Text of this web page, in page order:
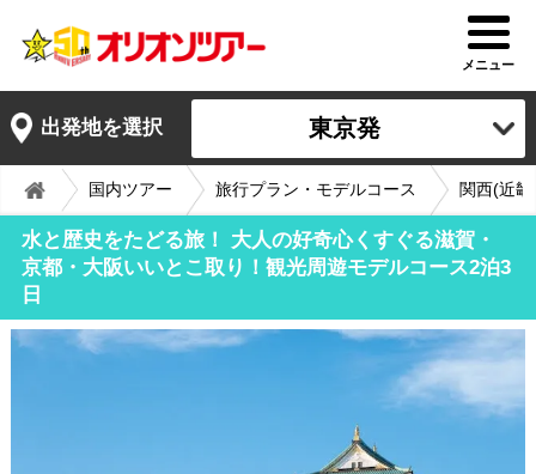
メニュー
出発地を選択 東京発
国内ツアー 旅行プラン・モデルコース 関西(近畿
水と歴史をたどる旅！ 大人の好奇心くすぐる滋賀・
京都・大阪いいとこ取り！観光周遊モデルコース2泊3
日